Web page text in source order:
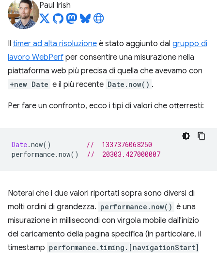
Paul Irish
Il timer ad alta risoluzione è stato aggiunto dal gruppo di
lavoro WebPerf per consentire una misurazione nella
piattaforma web più precisa di quella che avevamo con
+new Date e il più recente Date.now() .
Per fare un confronto, ecco i tipi di valori che otterresti:
Date.now()
//  1337376068250
performance.now() //  20303.427000007
Noterai che i due valori riportati sopra sono diversi di
molti ordini di grandezza. performance.now() è una
misurazione in millisecondi con virgola mobile dall'inizio
del caricamento della pagina specifica (in particolare, il
timestamp performance.timing.[navigationStart]